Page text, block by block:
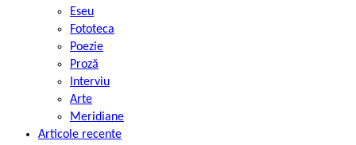
Eseu
Fototeca
Poezie
Proză
Interviu
Arte
Meridiane
Articole recente